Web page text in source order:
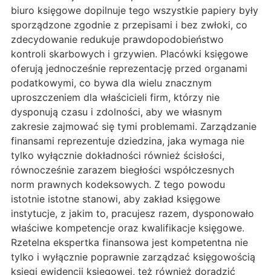
biuro księgowe dopilnuje tego wszystkie papiery były
sporządzone zgodnie z przepisami i bez zwłoki, co
zdecydowanie redukuje prawdopodobieństwo
kontroli skarbowych i grzywien. Placówki księgowe
oferują jednocześnie reprezentację przed organami
podatkowymi, co bywa dla wielu znacznym
uproszczeniem dla właścicieli firm, którzy nie
dysponują czasu i zdolności, aby we własnym
zakresie zajmować się tymi problemami. Zarządzanie
finansami reprezentuje dziedzina, jaka wymaga nie
tylko wyłącznie dokładności również ścisłości,
równocześnie zarazem biegłości współczesnych
norm prawnych kodeksowych. Z tego powodu
istotnie istotne stanowi, aby zakład księgowe
instytucje, z jakim to, pracujesz razem, dysponowało
właściwe kompetencje oraz kwalifikacje księgowe.
Rzetelna ekspertka finansowa jest kompetentna nie
tylko i wyłącznie poprawnie zarządzać księgowością
księgi ewidencji księgowej, też również doradzić